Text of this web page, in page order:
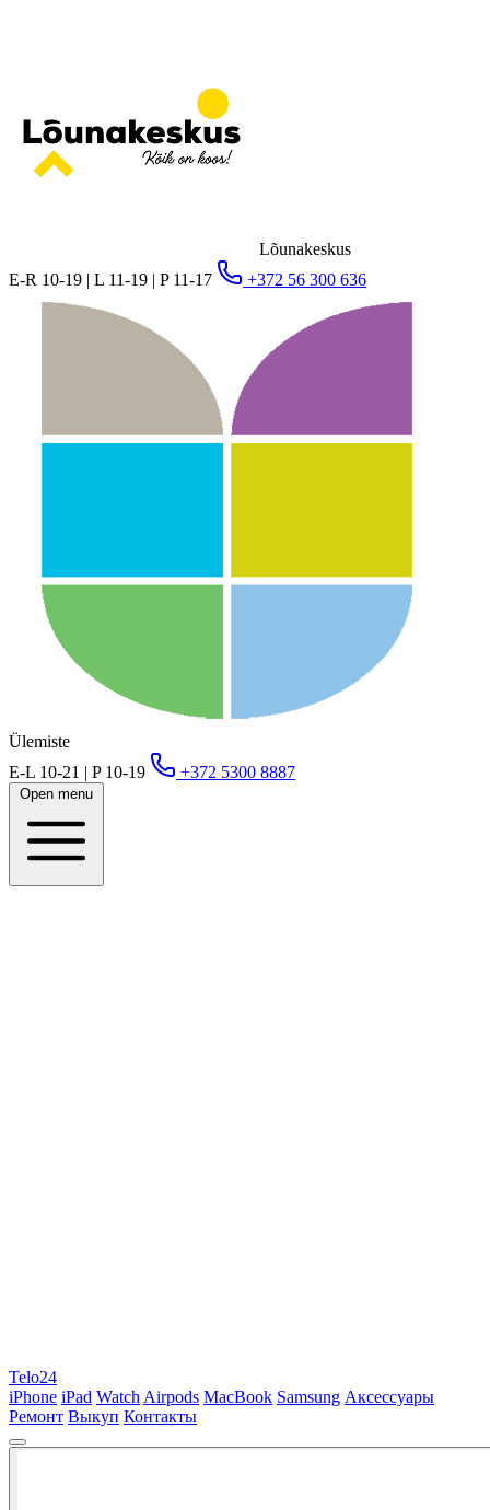
Lõunakeskus
E-R 10-19 | L 11-19 | P 11-17
+372 56 300 636
Ülemiste
E-L 10-21 | P 10-19
+372 5300 8887
Open menu
Telo24
iPhone iPad Watch Airpods MacBook Samsung Аксессуары
Ремонт Выкуп Контакты